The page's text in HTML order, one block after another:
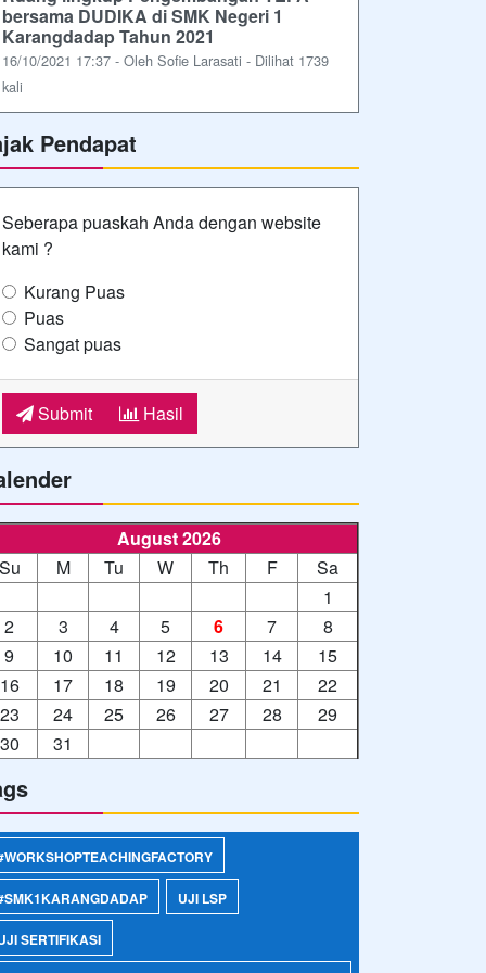
bersama DUDIKA di SMK Negeri 1
Karangdadap Tahun 2021
16/10/2021 17:37 - Oleh Sofie Larasati - Dilihat 1739
kali
Pendapat
Seberapa puaskah Anda dengan website
kami ?
Kurang Puas
Puas
Sangat puas
Submit Hasil
August 2026
M Tu W Th F
Sa
1
2
3 4 5 6 7
8
9
10 11 12 13 14
15
16
17 18 19 20 21
22
23
24 25 26 27 28
29
30
31
UJI LSP
SERTIFIKASI